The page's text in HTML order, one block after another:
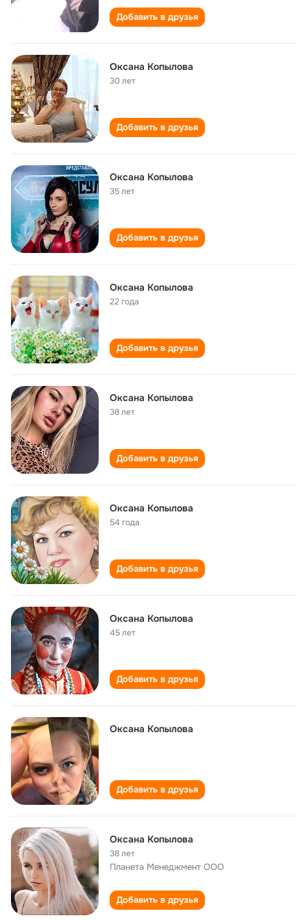
Добавить в друзья
Оксана Копылова
30 лет
Добавить в друзья
Оксана Копылова
35 лет
Добавить в друзья
Оксана Копылова
22 года
Добавить в друзья
Оксана Копылова
38 лет
Добавить в друзья
Оксана Копылова
54 года
Добавить в друзья
Оксана Копылова
45 лет
Добавить в друзья
Оксана Копылова
Добавить в друзья
Оксана Копылова
38 лет
Планета Менеджмент ООО
Добавить в друзья